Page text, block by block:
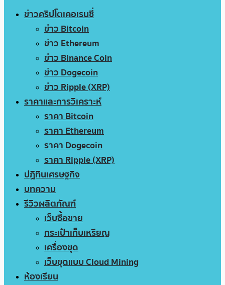
ข่าวคริปโตเคอเรนซี่
ข่าว Bitcoin
ข่าว Ethereum
ข่าว Binance Coin
ข่าว Dogecoin
ข่าว Ripple (XRP)
ราคาและการวิเคราะห์
ราคา Bitcoin
ราคา Ethereum
ราคา Dogecoin
ราคา Ripple (XRP)
ปฏิทินเศรษฐกิจ
บทความ
รีวิวผลิตภัณฑ์
เว็บซื้อขาย
กระเป๋าเก็บเหรียญ
เครื่องขุด
เว็บขุดแบบ Cloud Mining
ห้องเรียน